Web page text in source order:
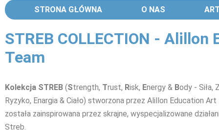
STRONA GŁÓWNA O NAS
STREB COLLECTION -
Team
Kolekcja STREB (Strength, Trust, Risk, Energy & Body - Siła,
Ryzyko, Enargia & Ciało) stworzona przez Alillon Education Art
została zainspirowana przez skrajne, wyspecjalizowane
Streb.